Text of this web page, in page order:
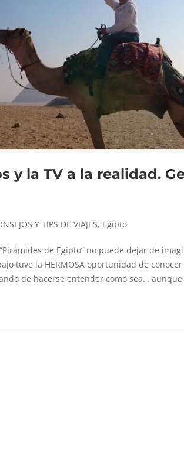
y la TV a la realidad.
Y TIPS DE VIAJES, Egipto
de Egipto” no puede dejar de
tuve la HERMOSA oportunidad de
de hacerse entender como sea… aunque